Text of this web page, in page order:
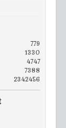
779
1330
4747
7388
2342456